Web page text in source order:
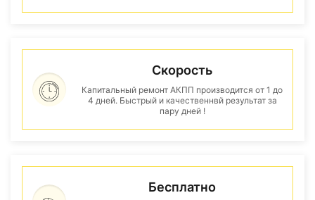
Скорость
Капитальный ремонт АКПП производится от 1 до
4 дней. Быстрый и качественнвй результат за
пару дней !
Бесплатно